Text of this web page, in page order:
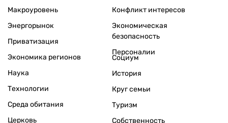
Макроуровень
Энергорынок
Приватизация
Экономика регионов
Конфликт интересов
Экономическая
безопасность
Персоналии
Наука
Технологии
Среда обитания
Церковь
Социум
История
Круг семьи
Туризм
Собственность